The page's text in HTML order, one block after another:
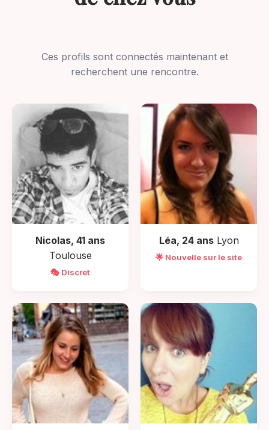
Ces profils sont connectés maintenant et
recherchent une rencontre.
Nicolas, 41 ans
Toulouse
🎭 Discret
Léa, 24 ans Lyon
🌟 Nouvelle sur le site